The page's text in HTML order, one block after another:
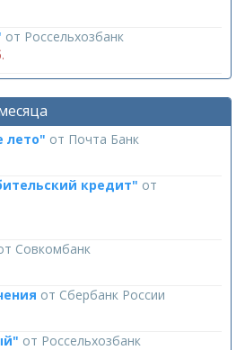
от Россельхозбанк
лето" от Почта Банк
кредит" от
Совкомбанк
от Сбербанк России
от Россельхозбанк